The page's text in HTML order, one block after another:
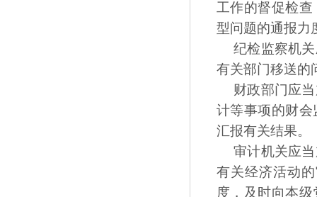
工作的督促检
型问题的通报力
纪检监察机
有关部门移送的
财政部门应
计等事项的财
汇报有关结果。
审计机关应
有关经济活动
度，及时向本